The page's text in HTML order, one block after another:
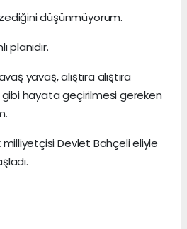
düşünmüyorum.
planıdır.
yavaş, alıştıra alıştıra
gibi hayata geçirilmesi gereken
milliyetçisi Devlet Bahçeli eliyle